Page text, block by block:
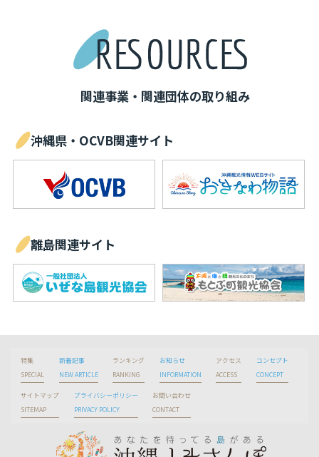
関連事業・関連団体の取り組み
沖縄県・OCVB関連サイト
離島関連サイト
特集
SPECIAL
新着記事
NEW ARTICLE
ランキング
RANKING
お知らせ
INFORMATION
アクセス
ACCESS
コンセプト
CONCEPT
サイトマップ
SITEMAP
プライバシーポリシー
PRIVACY POLICY
お問い合わせ
CONTACT